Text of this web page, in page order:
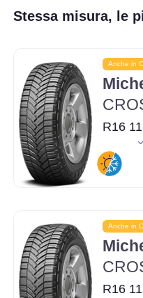
Stessa misura, le
Anche in
R16
Anche in
R16